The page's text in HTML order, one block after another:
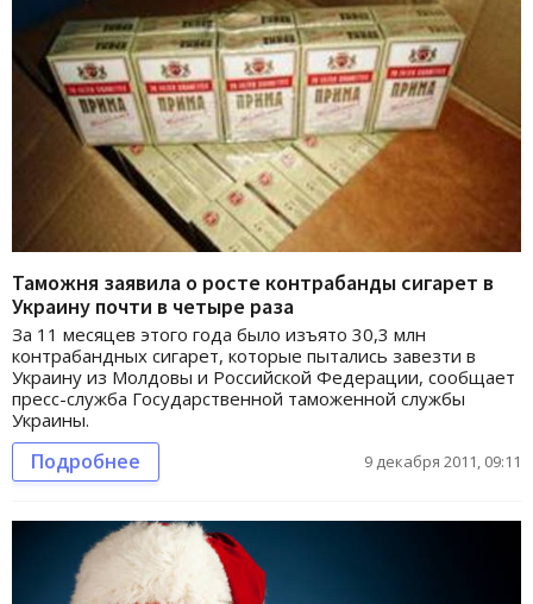
Таможня заявила о росте контрабанды сигарет в
Украину почти в четыре раза
За 11 месяцев этого года было изъято 30,3 млн
контрабандных сигарет, которые пытались завезти в
Украину из Молдовы и Российской Федерации, сообщает
пресс-служба Государственной таможенной службы
Украины.
Подробнее 9 декабря 2011, 09:11